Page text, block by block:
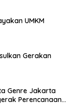
UMKM
Gerakan
Genre Jakarta
Perencanaan